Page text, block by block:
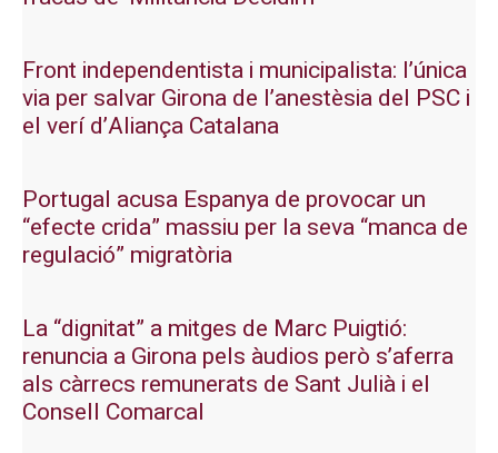
Front independentista i municipalista: l’única
via per salvar Girona de l’anestèsia del PSC i
el verí d’Aliança Catalana
Portugal acusa Espanya de provocar un
“efecte crida” massiu per la seva “manca de
regulació” migratòria
La “dignitat” a mitges de Marc Puigtió:
renuncia a Girona pels àudios però s’aferra
als càrrecs remunerats de Sant Julià i el
Consell Comarcal